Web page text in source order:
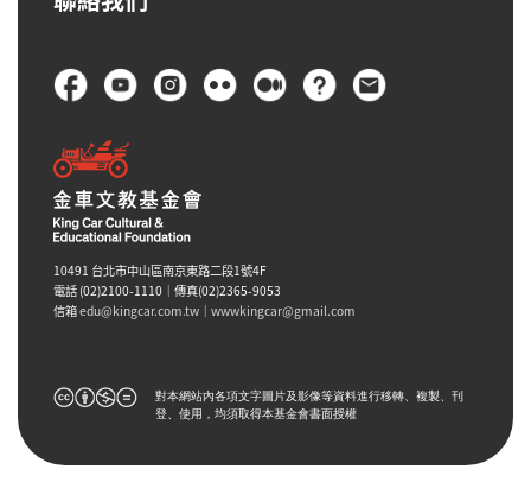
頁尾
10491 台北市中山區南京東路二段1號4F
電話 (02)2100-1110｜傳真(02)2365-9053
信箱edu@kingcar.com.tw ｜ wwwkingcar@gmail.com
對本網站內各項文字圖片及影像等資料進行移轉、複製、刊
登、使用，均須取得本基金會書面授權